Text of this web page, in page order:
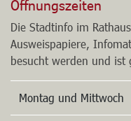
Öffnungszeiten
Die Stadtinfo im
besucht werden und ist